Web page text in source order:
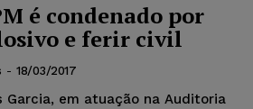
é condenado por
e ferir civil
- 18/03/2017
Garcia, em atuação na Auditoria